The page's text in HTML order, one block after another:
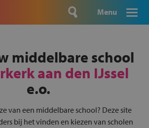
Menu
middelbare school
aan den IJssel
e.o.
van een middelbare school? Deze site
bij het vinden en kiezen van scholen